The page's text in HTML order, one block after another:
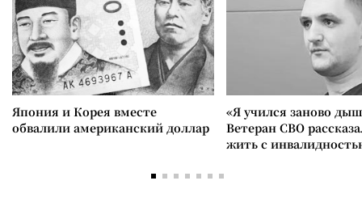
Япония и Корея вместе
обвалили американский доллар
«Я учился заново
Ветеран СВО
жить с